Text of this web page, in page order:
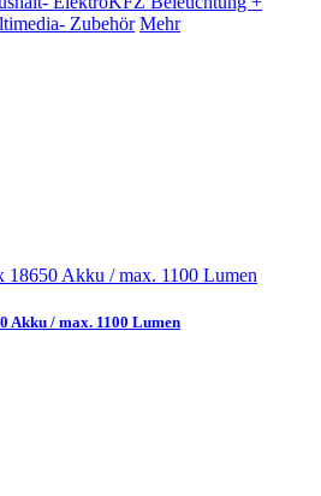
Zubehör Mehr
Akku / max. 1100 Lumen